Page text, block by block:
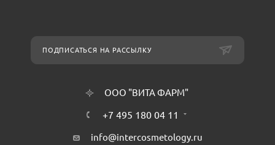
ПОДПИСАТЬСЯ НА РАССЫЛКУ
ООО "ВИТА ФАРМ"
+7 495 180 04 11
info@intercosmetology.ru